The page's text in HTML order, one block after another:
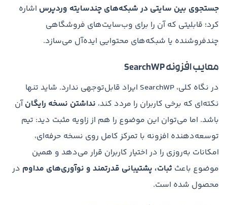
جستجوی بین سایتی در شبکه‌های چندسایته وردپرس اشاره
کرد؛ قابلیتی که آن را برای وب‌سایت‌های فروشگاهی
چندفروشنده یا شبکه‌های محتوایی ایده‌آل می‌سازد.
معایب افزونه SearchWP
در نگاه کلی، SearchWP ایراد قابل‌توجهی ندارد. شاید تنها
نکته‌ای که برخی کاربران را مردد کند، نداشتن نسخه رایگانآن
باشد. اما می‌توان این موضوع را هم از زاویه مثبت دید: تیم
توسعه‌دهنده افزونه با تمرکز کامل روی نسخه حرفه‌ای،
امکانات به‌روزی را در اختیار کاربران قرار می‌دهد و همین
موضوع باعث ثبات، پشتیبانی قدرتمند و نوآوری‌های مداوم در
محصول شده است.